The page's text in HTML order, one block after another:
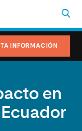
INFORMACIÓN
en